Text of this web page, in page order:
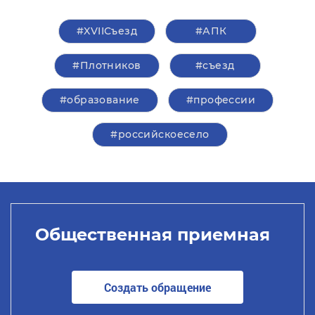
#XVIIСъезд #АПК
#Плотников #съезд
#образование #профессии
#российскоесело
Общественная приемная
Создать обращение